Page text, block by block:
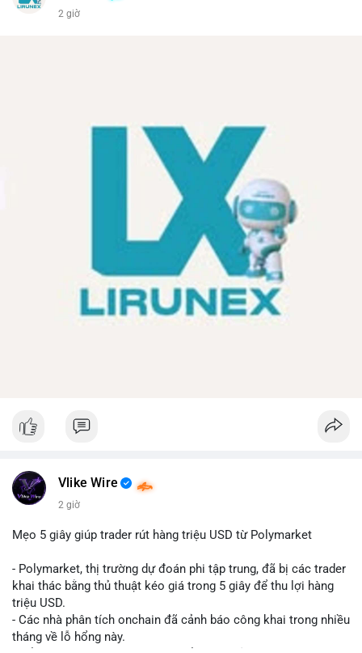
2 giờ
Vlike Wire
2 giờ
Mẹo 5 giây giúp trader rút hàng triệu USD từ Polymarket
- Polymarket, thị trường dự đoán phi tập trung, đã bị các trader
khai thác bằng thủ thuật kéo giá trong 5 giây để thu lợi hàng
triệu USD.
- Các nhà phân tích onchain đã cảnh báo công khai trong nhiều
tháng về lỗ hổng này.